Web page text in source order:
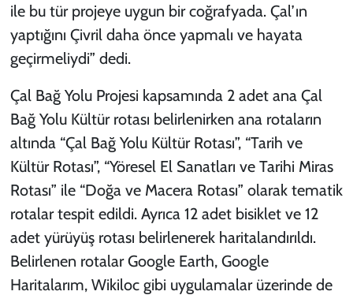
ile bu tür projeye uygun bir coğrafyada. Çal’ın
yaptığını Çivril daha önce yapmalı ve hayata
geçirmeliydi” dedi.
Çal Bağ Yolu Projesi kapsamında 2 adet ana Çal
Bağ Yolu Kültür rotası belirlenirken ana rotaların
altında “Çal Bağ Yolu Kültür Rotası”, “Tarih ve
Kültür Rotası”, “Yöresel El Sanatları ve Tarihi Miras
Rotası” ile “Doğa ve Macera Rotası” olarak tematik
rotalar tespit edildi. Ayrıca 12 adet bisiklet ve 12
adet yürüyüş rotası belirlenerek haritalandırıldı.
Belirlenen rotalar Google Earth, Google
Haritalarım, Wikiloc gibi uygulamalar üzerinde de